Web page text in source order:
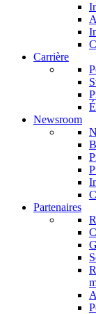
Carrière
Newsroom
Partenaires